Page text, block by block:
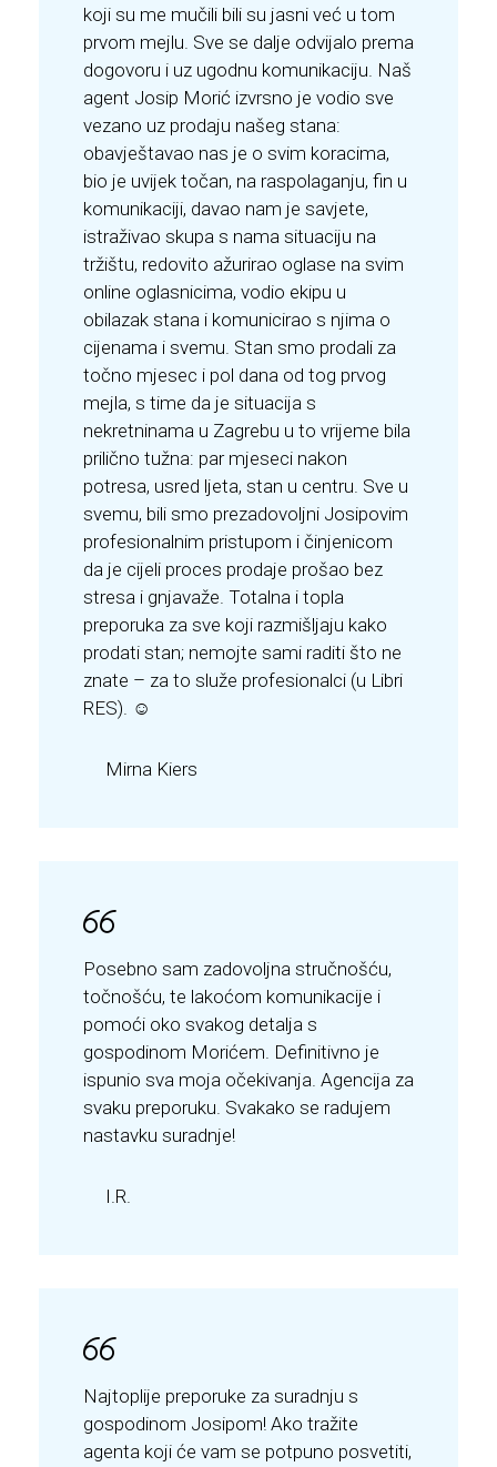
koji su me mučili bili su jasni već u tom
prvom mejlu. Sve se dalje odvijalo prema
dogovoru i uz ugodnu komunikaciju. Naš
agent Josip Morić izvrsno je vodio sve
vezano uz prodaju našeg stana:
obavještavao nas je o svim koracima,
bio je uvijek točan, na raspolaganju, fin u
komunikaciji, davao nam je savjete,
istraživao skupa s nama situaciju na
tržištu, redovito ažurirao oglase na svim
online oglasnicima, vodio ekipu u
obilazak stana i komunicirao s njima o
cijenama i svemu. Stan smo prodali za
točno mjesec i pol dana od tog prvog
mejla, s time da je situacija s
nekretninama u Zagrebu u to vrijeme bila
prilično tužna: par mjeseci nakon
potresa, usred ljeta, stan u centru. Sve u
svemu, bili smo prezadovoljni Josipovim
profesionalnim pristupom i činjenicom
da je cijeli proces prodaje prošao bez
stresa i gnjavaže. Totalna i topla
preporuka za sve koji razmišljaju kako
prodati stan; nemojte sami raditi što ne
znate – za to služe profesionalci (u Libri
RES). ☺
Mirna Kiers
Posebno sam zadovoljna stručnošću,
točnošću, te lakoćom komunikacije i
pomoći oko svakog detalja s
gospodinom Morićem. Definitivno je
ispunio sva moja očekivanja. Agencija za
svaku preporuku. Svakako se radujem
nastavku suradnje!
I.R.
Najtoplije preporuke za suradnju s
gospodinom Josipom! Ako tražite
agenta koji će vam se potpuno posvetiti,